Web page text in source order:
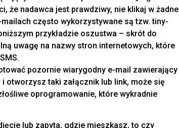
że nadawca jest prawdziwy, nie klikaj w żadne
często wykorzystywane są tzw. tiny-
przykładzie oszustwa – skrót do
uwagę na nazwy stron internetowych, które
pozornie wiarygodny e-mail zawierający
otworzysz taki załącznik lub link, może się
oprogramowanie, które wykradnie
lub zapyta, gdzie mieszkasz, to czy